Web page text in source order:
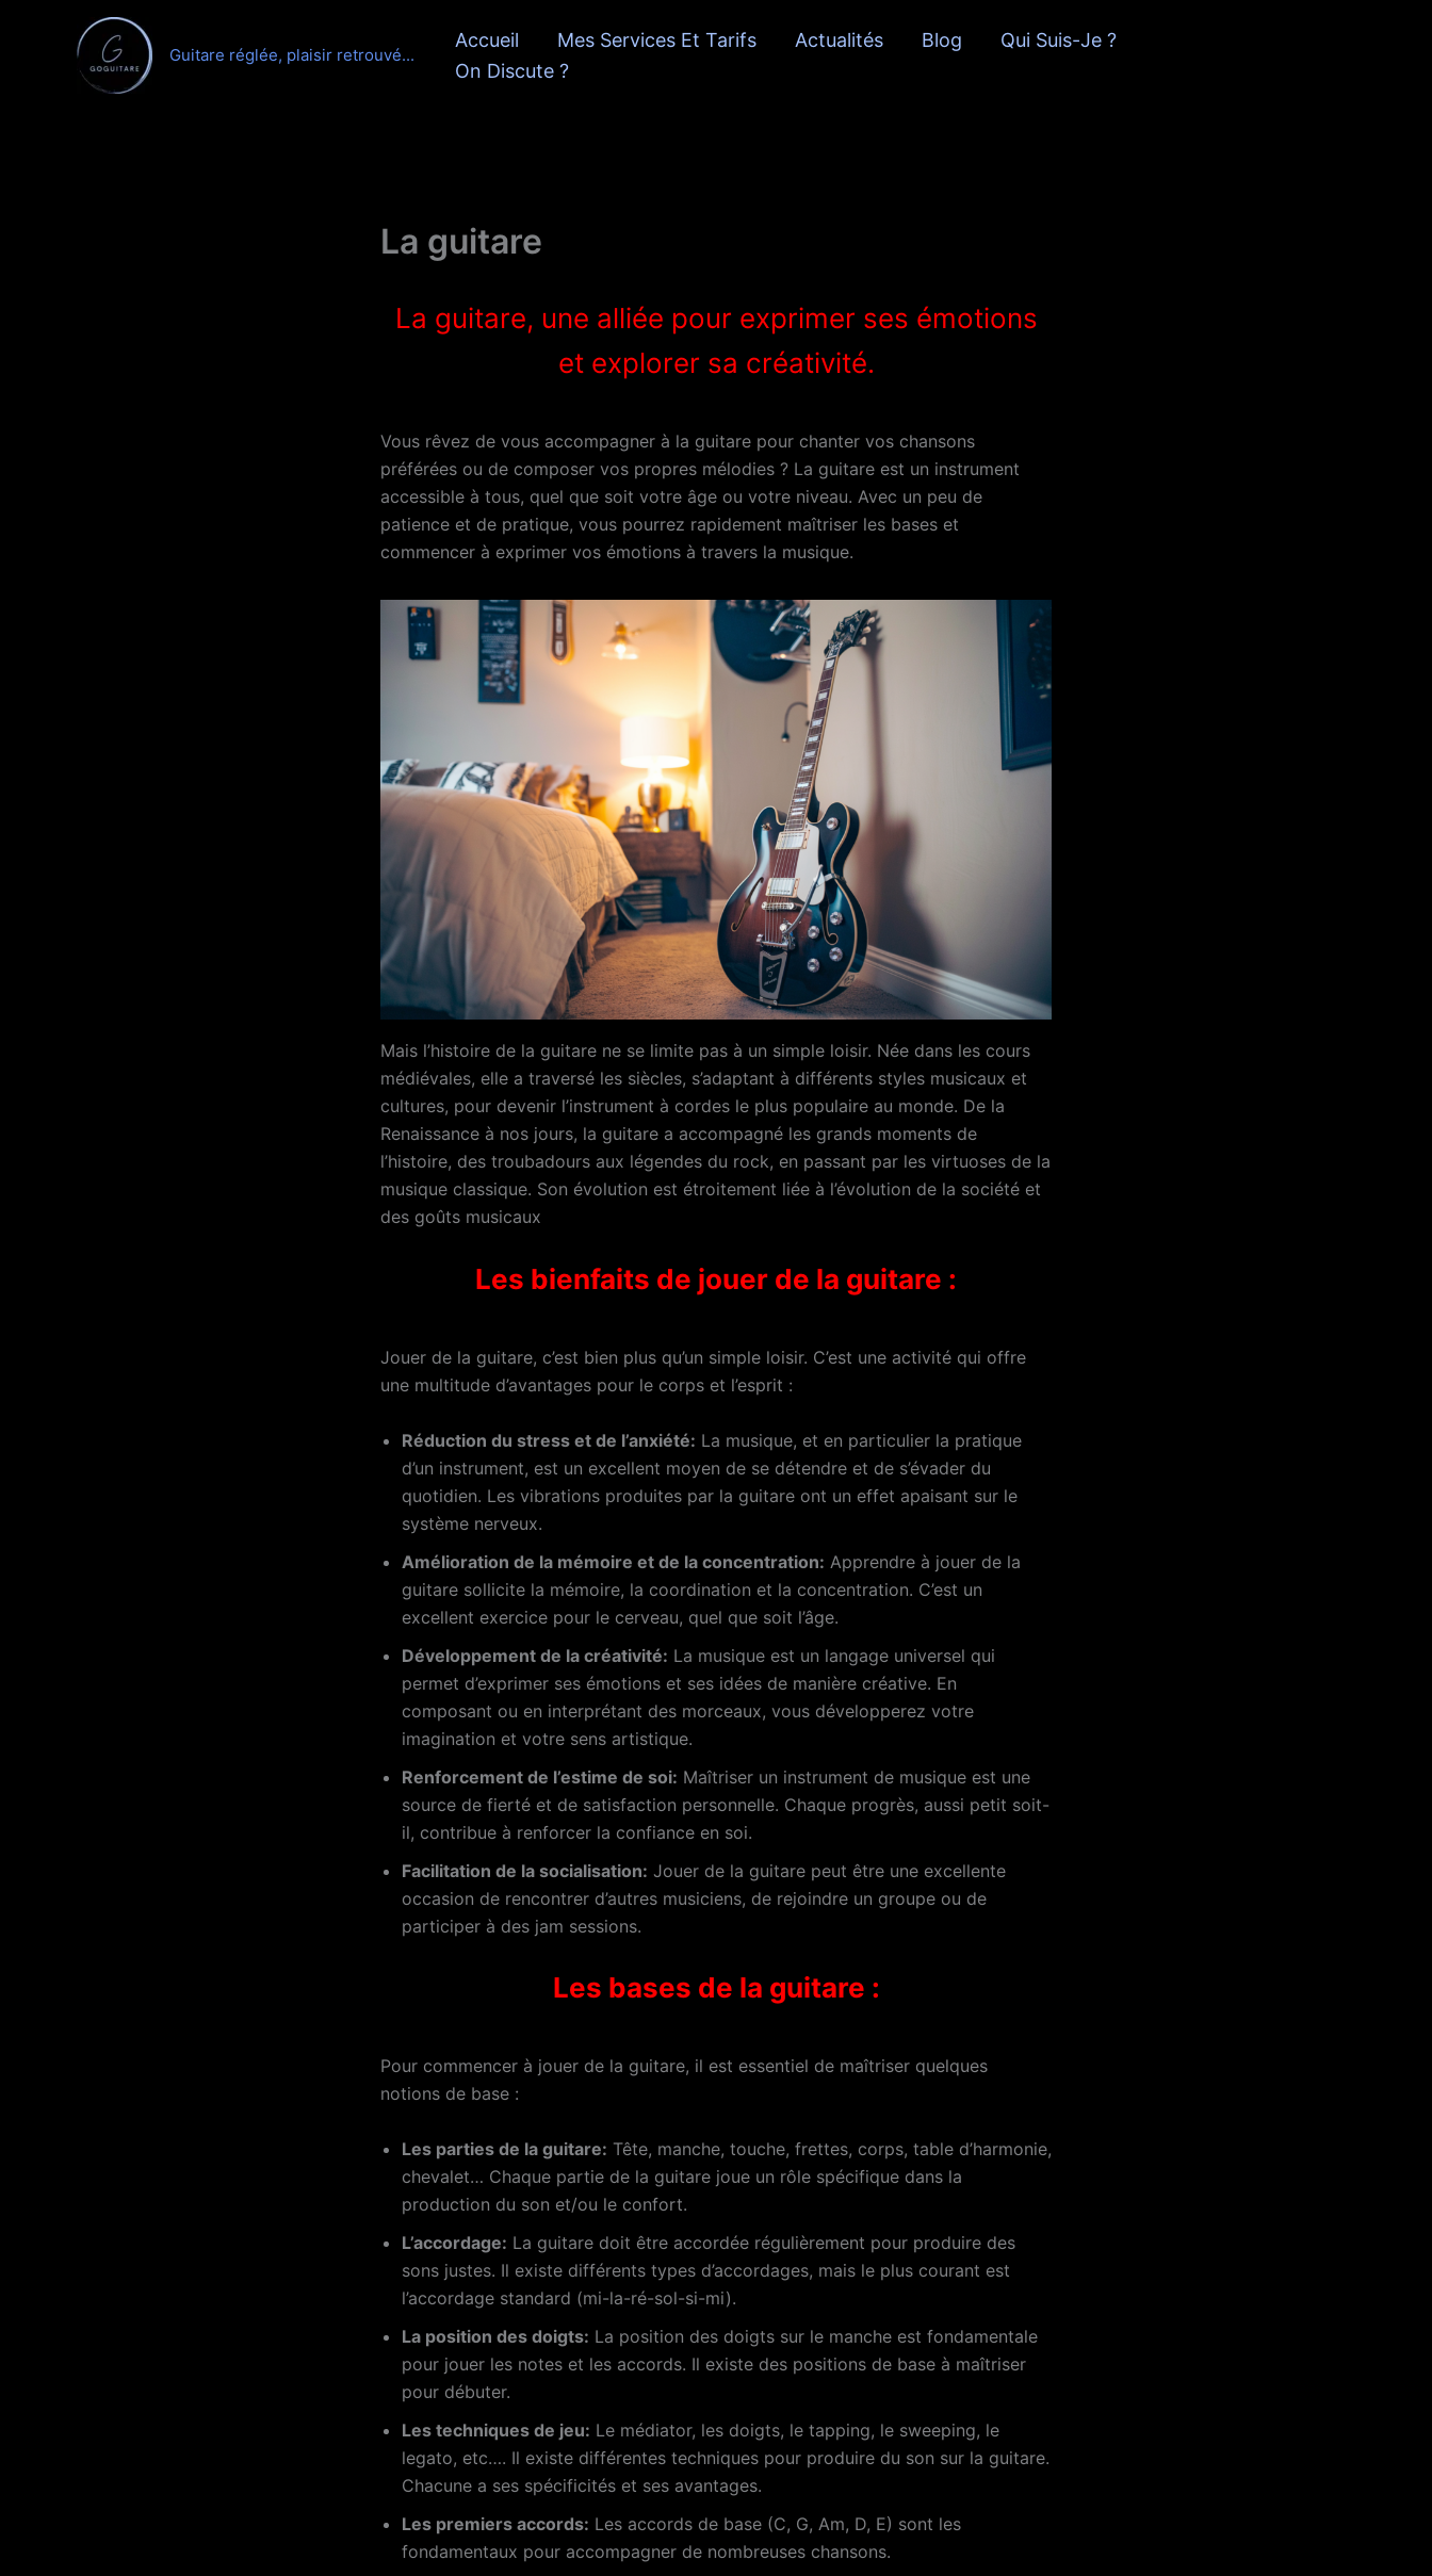
Guitare réglée, plaisir retrouvé...
Accueil Mes Services Et Tarifs Actualités Blog
Qui Suis-Je ?
On Discute ?
La guitare
La guitare, une alliée pour exprimer ses émotions
et explorer sa créativité.
Vous rêvez de vous accompagner à la guitare pour chanter vos chansons
préférées ou de composer vos propres mélodies ? La guitare est un instrument
accessible à tous, quel que soit votre âge ou votre niveau. Avec un peu de
patience et de pratique, vous pourrez rapidement maîtriser les bases et
commencer à exprimer vos émotions à travers la musique.
Mais l’histoire de la guitare ne se limite pas à un simple loisir. Née dans les cours
médiévales, elle a traversé les siècles, s’adaptant à différents styles musicaux et
cultures, pour devenir l’instrument à cordes le plus populaire au monde. De la
Renaissance à nos jours, la guitare a accompagné les grands moments de
l’histoire, des troubadours aux légendes du rock, en passant par les virtuoses de la
musique classique. Son évolution est étroitement liée à l’évolution de la société et
des goûts musicaux
Les bienfaits de jouer de la guitare :
Jouer de la guitare, c’est bien plus qu’un simple loisir. C’est une activité qui offre
une multitude d’avantages pour le corps et l’esprit :
Réduction du stress et de l’anxiété: La musique, et en particulier la pratique
d’un instrument, est un excellent moyen de se détendre et de s’évader du
quotidien. Les vibrations produites par la guitare ont un effet apaisant sur le
système nerveux.
Amélioration de la mémoire et de la concentration: Apprendre à jouer de la
guitare sollicite la mémoire, la coordination et la concentration. C’est un
excellent exercice pour le cerveau, quel que soit l’âge.
Développement de la créativité: La musique est un langage universel qui
permet d’exprimer ses émotions et ses idées de manière créative. En
composant ou en interprétant des morceaux, vous développerez votre
imagination et votre sens artistique.
Renforcement de l’estime de soi: Maîtriser un instrument de musique est une
source de fierté et de satisfaction personnelle. Chaque progrès, aussi petit soit-
il, contribue à renforcer la confiance en soi.
Facilitation de la socialisation: Jouer de la guitare peut être une excellente
occasion de rencontrer d’autres musiciens, de rejoindre un groupe ou de
participer à des jam sessions.
Les bases de la guitare :
Pour commencer à jouer de la guitare, il est essentiel de maîtriser quelques
notions de base :
Les parties de la guitare: Tête, manche, touche, frettes, corps, table d’harmonie,
chevalet… Chaque partie de la guitare joue un rôle spécifique dans la
production du son et/ou le confort.
L’accordage: La guitare doit être accordée régulièrement pour produire des
sons justes. Il existe différents types d’accordages, mais le plus courant est
l’accordage standard (mi-la-ré-sol-si-mi).
La position des doigts: La position des doigts sur le manche est fondamentale
pour jouer les notes et les accords. Il existe des positions de base à maîtriser
pour débuter.
Les techniques de jeu: Le médiator, les doigts, le tapping, le sweeping, le
legato, etc…. Il existe différentes techniques pour produire du son sur la guitare.
Chacune a ses spécificités et ses avantages.
Les premiers accords: Les accords de base (C, G, Am, D, E) sont les
fondamentaux pour accompagner de nombreuses chansons.